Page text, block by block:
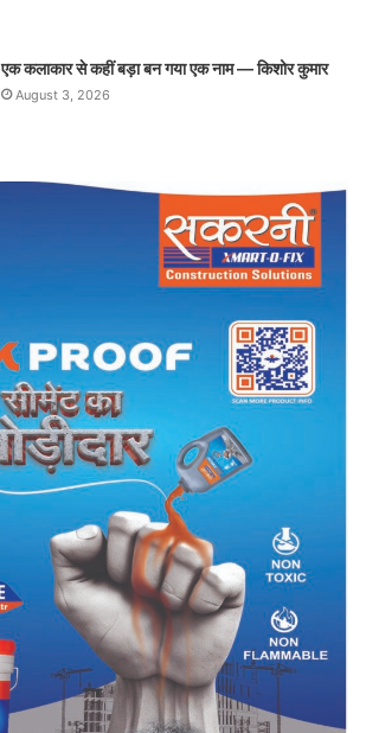
एक कलाकार से कहीं बड़ा बन गया एक नाम — किशोर कुमार
August 3, 2026